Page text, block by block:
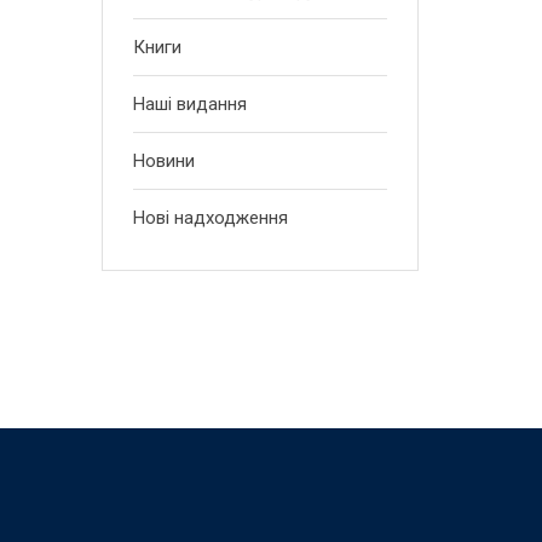
Книги
Наші видання
Новини
Нові надходження